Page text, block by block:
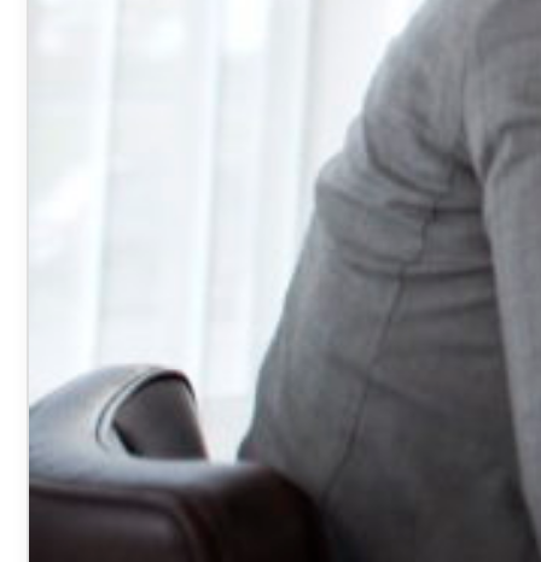
VOTRE ESPACE
FORMATION